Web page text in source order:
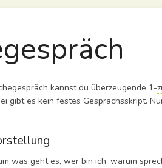
kannst du überzeugende 1-
gibt es kein festes Gesprächsskript.
was geht es, wer bin ich, warum